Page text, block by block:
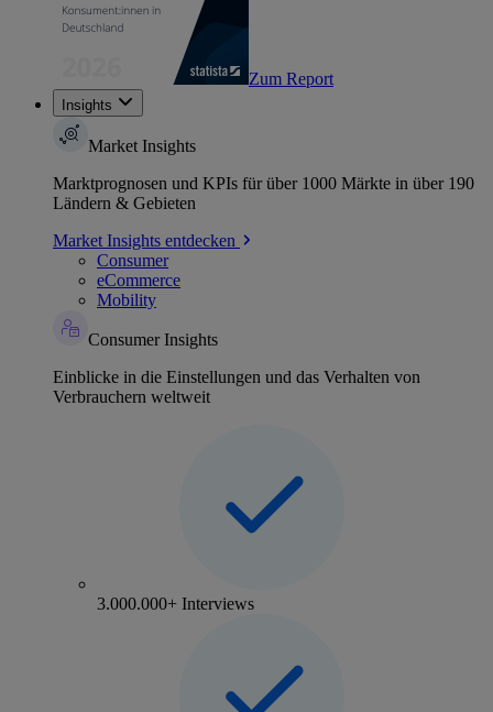
Zum Report
Insights
Market Insights
Marktprognosen und KPIs für über 1000 Märkte in über 190
Ländern & Gebieten
Market Insights entdecken
Consumer
eCommerce
Mobility
Consumer Insights
Einblicke in die Einstellungen und das Verhalten von
Verbrauchern weltweit
3.000.000+ Interviews